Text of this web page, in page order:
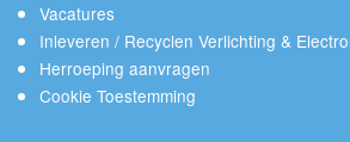
Vacatures
Inleveren / Recyclen Verlichting &
Herroeping aanvragen
Cookie Toestemming